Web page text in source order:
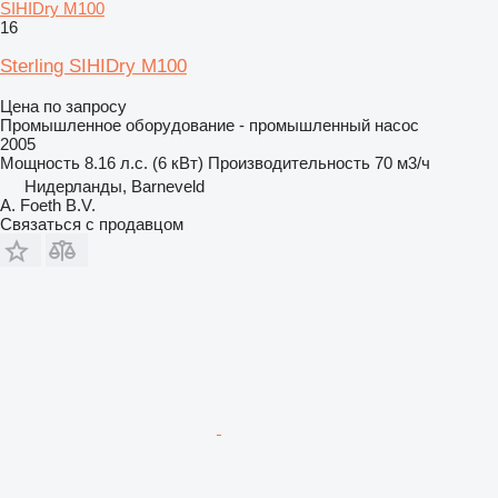
SIHIDry M100
16
Sterling SIHIDry M100
Цена по запросу
Промышленное оборудование - промышленный насос
2005
Мощность 8.16 л.с. (6 кВт) Производительность 70 м3/ч
Нидерланды, Barneveld
A. Foeth B.V.
Связаться с продавцом